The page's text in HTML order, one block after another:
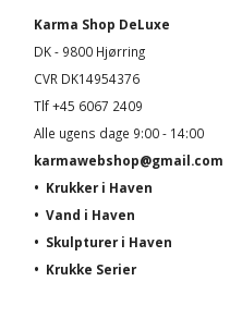
Karma Shop DeLuxe
DK - 9800 Hjørring
CVR DK14954376
Tlf +45 6067 2409
Alle ugens dage 9:00 - 14:00
karmawebshop@gmail.com
• Krukker i Haven
• Vand i Haven
• Skulpturer i Haven
• Krukke Serier